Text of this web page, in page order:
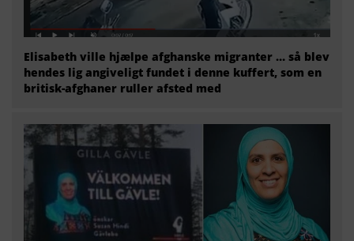
Elisabeth ville hjælpe afghanske migranter … så blev
hendes lig angiveligt fundet i denne kuffert, som en
britisk-afghaner ruller afsted med